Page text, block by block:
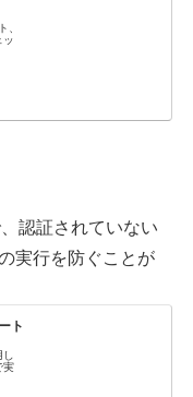
、
ッ
認証されていない
実行を防ぐことが
ト
実